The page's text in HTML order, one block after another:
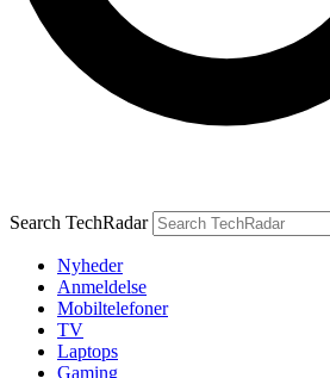
Search TechRadar
Nyheder
Anmeldelse
Mobiltelefoner
TV
Laptops
Gaming